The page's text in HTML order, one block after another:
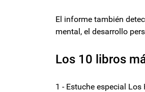
El informe también
mental, el desarrollo
Los 10 libros
1 - Estuche especial